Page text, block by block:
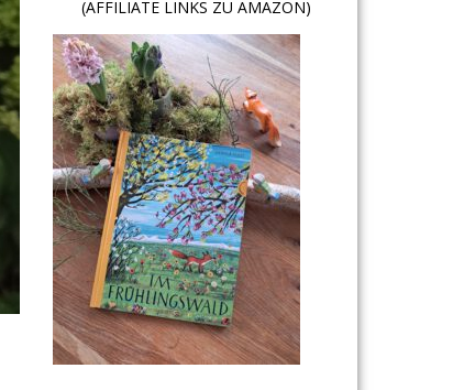
(AFFILIATE LINKS ZU AMAZON)